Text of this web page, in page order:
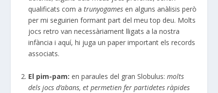
qualificats com atrunyogamesen alguns anàlisis però
per mi seguirien formant part del meu top deu. Molts
jocs retro van necessàriament lligats a la nostra
infància i aquí, hi juga un paper important els records
associats.
El pim-pam:en paraules del gran Slobulus:molts
dels jocs d’abans, et permetien fer partidetes ràpides